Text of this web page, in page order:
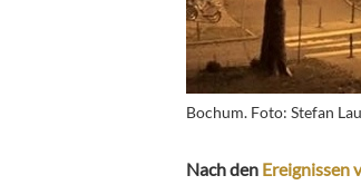
Bochum. Foto: Stefan
Nach den Ereignissen